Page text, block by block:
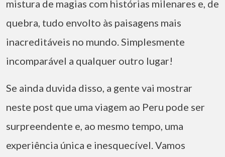
mistura de magias com histórias milenares e, de
quebra, tudo envolto às paisagens mais
inacreditáveis no mundo. Simplesmente
incomparável a qualquer outro lugar!
Se ainda duvida disso, a gente vai mostrar
neste post que uma viagem ao Peru pode ser
surpreendente e, ao mesmo tempo, uma
experiência única e inesquecível. Vamos